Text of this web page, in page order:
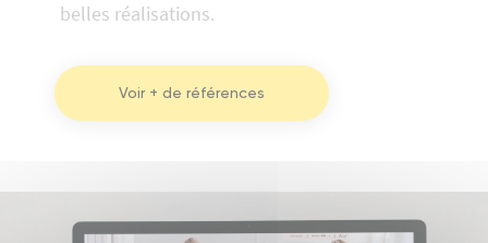
belles réalisations.
Voir + de références